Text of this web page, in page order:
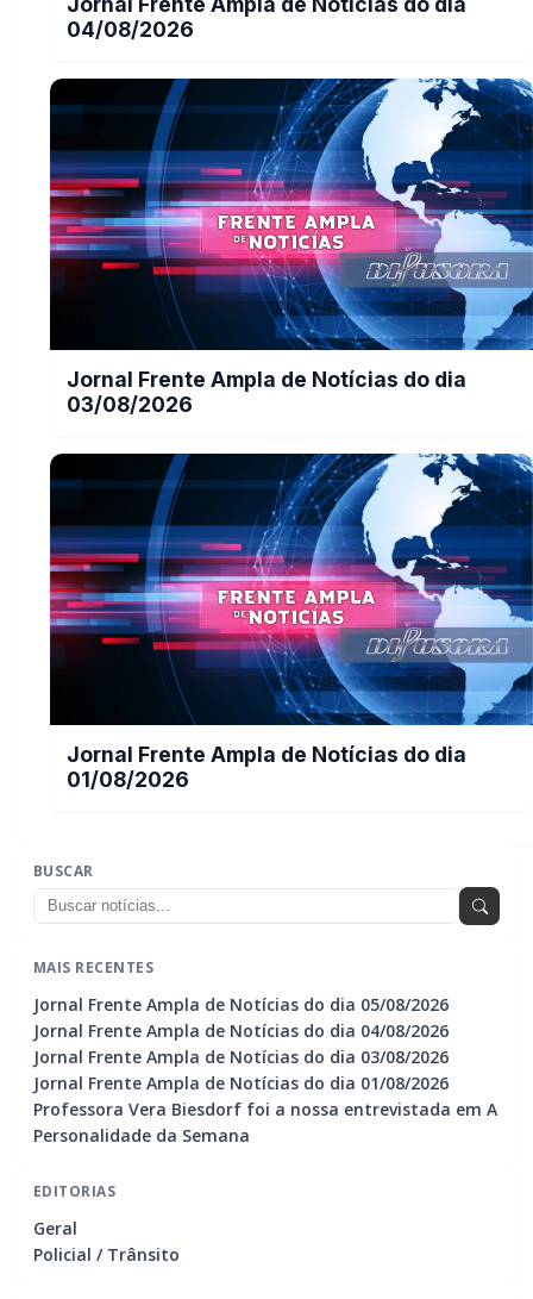
04/08/2026
Jornal Frente Ampla de Notícias do dia
03/08/2026
Jornal Frente Ampla de Notícias do dia
01/08/2026
BUSCAR
MAIS RECENTES
Jornal Frente Ampla de Notícias do dia 05/08/2026
Jornal Frente Ampla de Notícias do dia 04/08/2026
Jornal Frente Ampla de Notícias do dia 03/08/2026
Jornal Frente Ampla de Notícias do dia 01/08/2026
Professora Vera Biesdorf foi a nossa entrevistada em A
Personalidade da Semana
EDITORIAS
Geral
Policial / Trânsito